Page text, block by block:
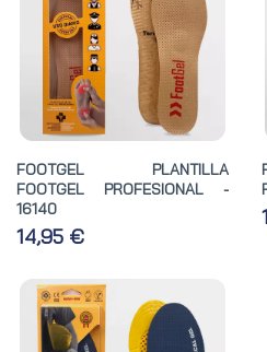
FOOTGEL PLANTILLA
FOOTGEL PROFESIONAL -
16140
14,95 €